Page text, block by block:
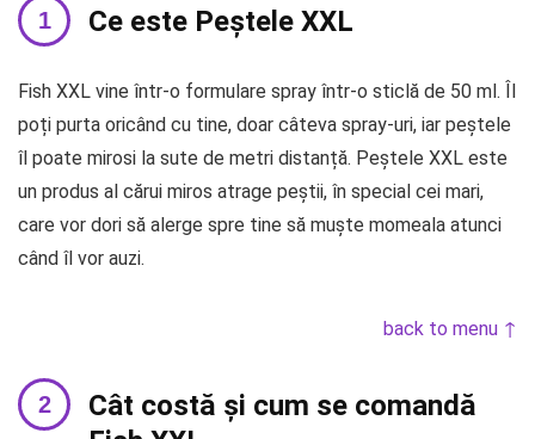
Ce este Peștele XXL
Fish XXL vine într-o formulare spray într-o sticlă de 50 ml. Îl
poți purta oricând cu tine, doar câteva spray-uri, iar peștele
îl poate mirosi la sute de metri distanță. Peștele XXL este
un produs al cărui miros atrage peștii, în special cei mari,
care vor dori să alerge spre tine să muște momeala atunci
când îl vor auzi.
back to menu ↑
Cât costă și cum se comandă